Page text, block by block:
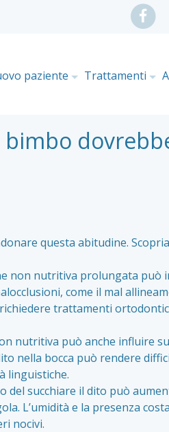
paziente Trattamenti
bimbo
questa abitudine.
non nutritiva prolungata può
come il mal
trattamenti
nutritiva può anche influire
nella bocca può rendere
linguistiche.
del succhiare il dito può
L’umidità e la presenza
nocivi.